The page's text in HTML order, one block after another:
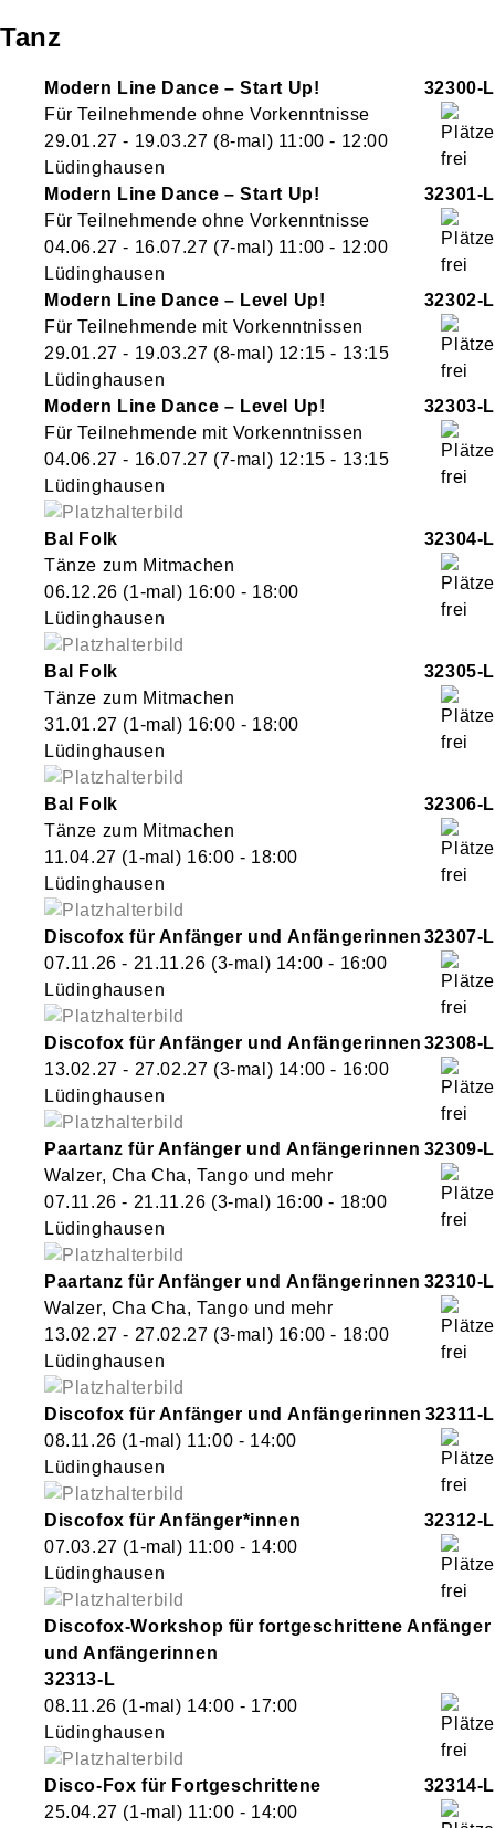
Tanz
Modern Line Dance – Start Up!
32300-L
Für Teilnehmende ohne Vorkenntnisse
29.01.27 - 19.03.27 (8-mal) 11:00 - 12:00
Lüdinghausen
Modern Line Dance – Start Up!
32301-L
Für Teilnehmende ohne Vorkenntnisse
04.06.27 - 16.07.27 (7-mal) 11:00 - 12:00
Lüdinghausen
Modern Line Dance – Level Up!
32302-L
Für Teilnehmende mit Vorkenntnissen
29.01.27 - 19.03.27 (8-mal) 12:15 - 13:15
Lüdinghausen
Modern Line Dance – Level Up!
32303-L
Für Teilnehmende mit Vorkenntnissen
04.06.27 - 16.07.27 (7-mal) 12:15 - 13:15
Lüdinghausen
Bal Folk
32304-L
Tänze zum Mitmachen
06.12.26 (1-mal) 16:00 - 18:00
Lüdinghausen
Bal Folk
32305-L
Tänze zum Mitmachen
31.01.27 (1-mal) 16:00 - 18:00
Lüdinghausen
Bal Folk
32306-L
Tänze zum Mitmachen
11.04.27 (1-mal) 16:00 - 18:00
Lüdinghausen
Discofox für Anfänger und Anfängerinnen 32307-L
07.11.26 - 21.11.26 (3-mal) 14:00 - 16:00
Lüdinghausen
Discofox für Anfänger und Anfängerinnen 32308-L
13.02.27 - 27.02.27 (3-mal) 14:00 - 16:00
Lüdinghausen
Paartanz für Anfänger und Anfängerinnen 32309-L
Walzer, Cha Cha, Tango und mehr
07.11.26 - 21.11.26 (3-mal) 16:00 - 18:00
Lüdinghausen
Paartanz für Anfänger und Anfängerinnen 32310-L
Walzer, Cha Cha, Tango und mehr
13.02.27 - 27.02.27 (3-mal) 16:00 - 18:00
Lüdinghausen
Discofox für Anfänger und Anfängerinnen 32311-L
08.11.26 (1-mal) 11:00 - 14:00
Lüdinghausen
Discofox für Anfänger*innen
32312-L
07.03.27 (1-mal) 11:00 - 14:00
Lüdinghausen
Discofox-Workshop für fortgeschrittene Anfänger
und Anfängerinnen
32313-L
08.11.26 (1-mal) 14:00 - 17:00
Lüdinghausen
Disco-Fox für Fortgeschrittene
32314-L
25.04.27 (1-mal) 11:00 - 14:00